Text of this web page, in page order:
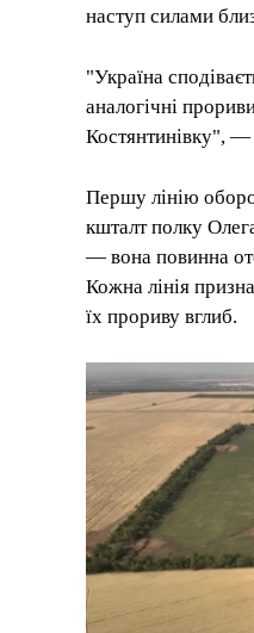
наступ силами
"Україна
аналогічні
Костянтинівку", —
Першу лінію
кшталт полку
— вона повинна
Кожна лінія
їх прориву вглиб.